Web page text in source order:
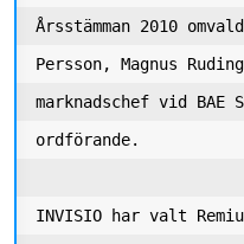
Årsstämman 2010
Persson, Magnus
marknadschef vid
ordförande.
INVISIO har valt